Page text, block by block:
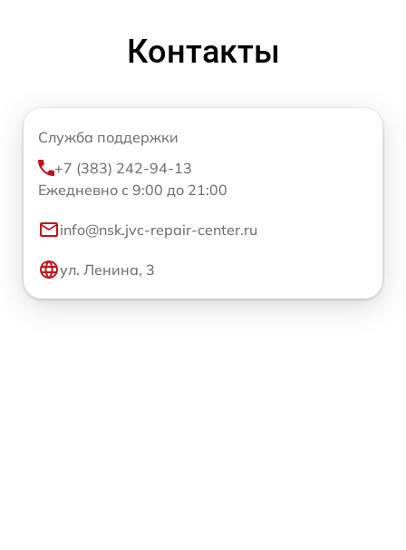
Контакты
Служба поддержки
+7 (383) 242-94-13
Ежедневно с 9:00 до 21:00
info@nsk.jvc-repair-center.ru
ул. Ленина, 3